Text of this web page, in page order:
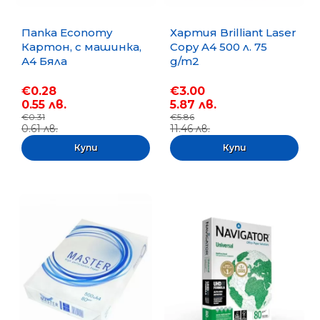
Папка Economy
Картон, с машинка,
А4 Бяла
€0.28
0.55 лв.
€0.31
0.61 лв.
Хартия Brilliant Laser
Copy A4 500 л. 75
g/m2
€3.00
5.87 лв.
€5.86
11.46 лв.